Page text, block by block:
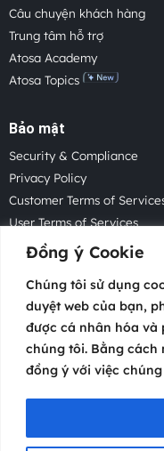
Đồng ý Cookie
Chúng tôi sử dụng
duyệt web của bạn,
được cá nhân hóa và
chúng tôi. Bằng cách
đồng ý với việc
Câu chuyện khách hàng
Trung tâm hỗ trợ
Atosa Academy
Atosa Topics
Bảo mật
Security & Compliance
Privacy Policy
Customer Terms of
User Terms of Services
Acceptable Use Policy
Cookie Policy
Cookie Settings
Law Enforcement Request
Copyright 2026 © Atosa Tech